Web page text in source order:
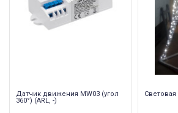
Датчик движения MW03 (угол
360°) (ARL, -)